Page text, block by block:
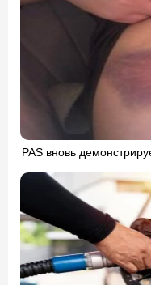
PAS вновь